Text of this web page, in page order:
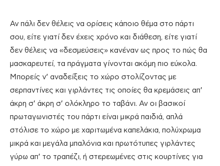
Αν πάλι δεν θέλεις να ορίσεις κάποιο θέμα στο πάρτι
σου, είτε γιατί δεν έχεις χρόνο και διάθεση, είτε γιατί
δεν θέλεις να «δεσμεύσεις» κανέναν ως προς το πώς θα
μασκαρευτεί, τα πράγματα γίνονται ακόμη πιο εύκολα.
Μπορείς ν’ αναδείξεις το χώρο στολίζοντας με
σερπαντίνες και γιρλάντες τις οποίες θα κρεμάσεις απ’
άκρη σ’ άκρη σ’ ολόκληρο το ταβάνι. Αν οι βασικοί
πρωταγωνιστές του πάρτι είναι μικρά παιδιά, απλά
στόλισε το χώρο με χαριτωμένα καπελάκια, πολύχρωμα
μικρά και μεγάλα μπαλόνια και πρωτότυπες γιρλάντες
γύρω απ’ το τραπέζι, ή στερεωμένες στις κουρτίνες για